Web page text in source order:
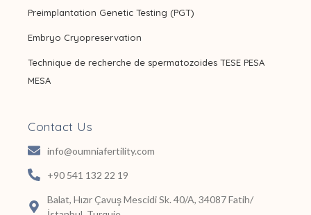
Preimplantation Genetic Testing (PGT)
Embryo Cryopreservation
Technique de recherche de spermatozoides TESE PESA
MESA
Contact Us
info@oumniafertility.com
+90 541 132 22 19
Balat, Hızır Çavuş Mescidi Sk. 40/A, 34087 Fatih/